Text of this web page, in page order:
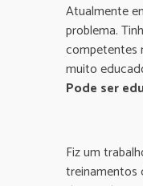
Atualmente
problema.
competentes
muito
Pode ser
Fiz um
treinamentos